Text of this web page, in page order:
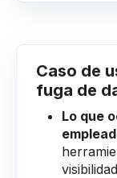
Caso de
fuga de
Lo que